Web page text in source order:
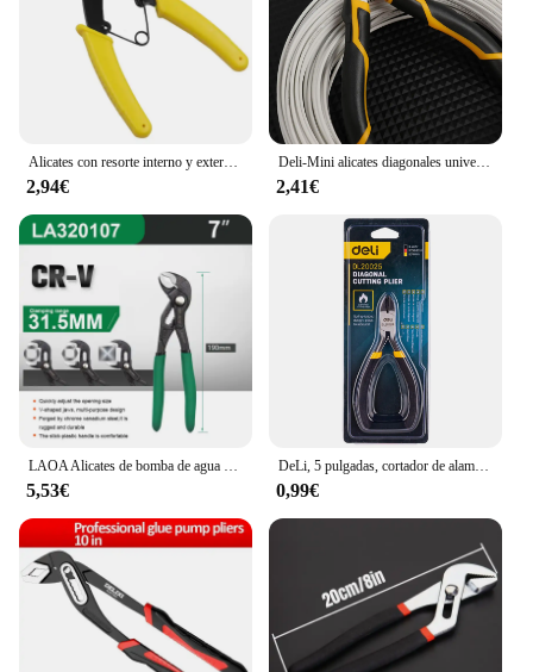
Alicates con resorte interno y externo, anillos a presión de doble propósito, herramientas de montaje y desmontaje 2 en 1, Hardware
2,94€
Deli-Mini alicates diagonales universales de plástico, herramientas de mano multifuncionales, cortador de alambre de electricista, 5 pulgadas
2,41€
5,53€
DeLi, 5 pulgadas, cortador de alambre universal, mini alicates diagonales, herramientas de mano multifuncionales, electricista
0,99€